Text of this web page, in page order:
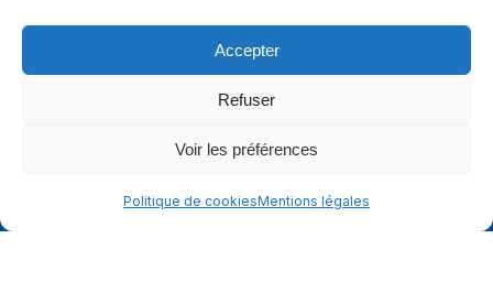
Accepter
Refuser
Voir les préférences
Politique de cookiesMentions légales